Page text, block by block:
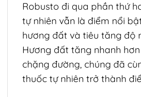
Robusto đi qua phần thứ
tự nhiên vẫn là điểm nổi
hương đất và tiêu tăng độ
Hương đất tăng nhanh
chặng đường, chúng đã
thuốc tự nhiên trở thành